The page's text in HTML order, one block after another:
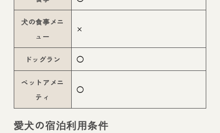
犬の食事メニ
ュー
×
ドッグラン ◯
ペットアメニ
ティ
◯
愛犬の宿泊利用条件